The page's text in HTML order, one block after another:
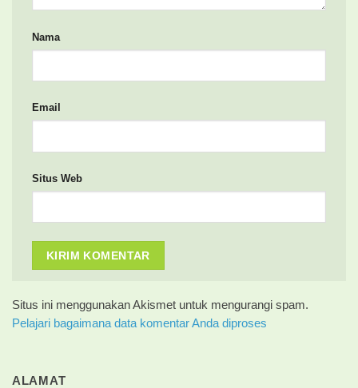
Nama
Email
Situs Web
Situs ini menggunakan Akismet untuk mengurangi spam.
Pelajari bagaimana data komentar Anda diproses
ALAMAT